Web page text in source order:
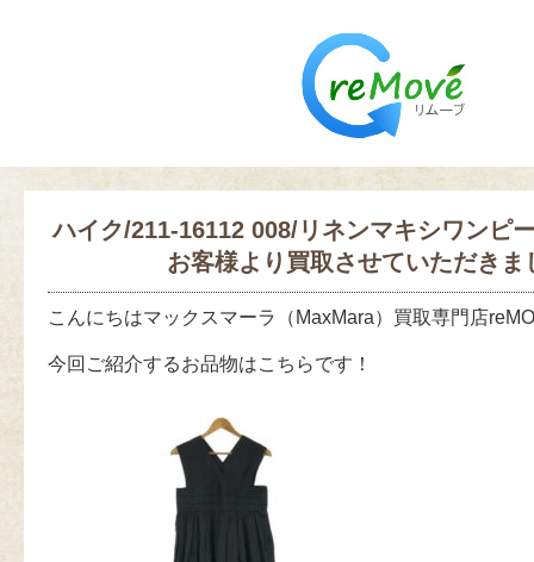
ハイク/211-16112 008/リネンマキシワンピ
お客様より買取させていただきま
こんにちはマックスマーラ（MaxMara）買取専門店
今回ご紹介するお品物はこちらです！